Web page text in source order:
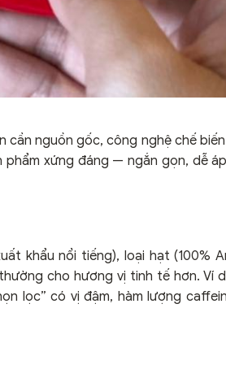
cần nguồn gốc, công nghệ chế
xứng đáng — ngắn gọn, dễ
khẩu nổi tiếng), loại hạt (100%
cho hương vị tinh tế hơn. Ví
lọc” có vị đậm, hàm lượng